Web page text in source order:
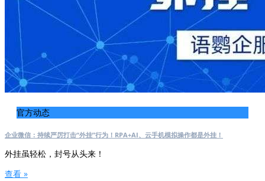
官方动态
企业微信：持续严厉打击“外挂”行为！RPA+AI、云手机模拟操作都是外挂！
外挂虽轻松，封号从头来！
查看 »